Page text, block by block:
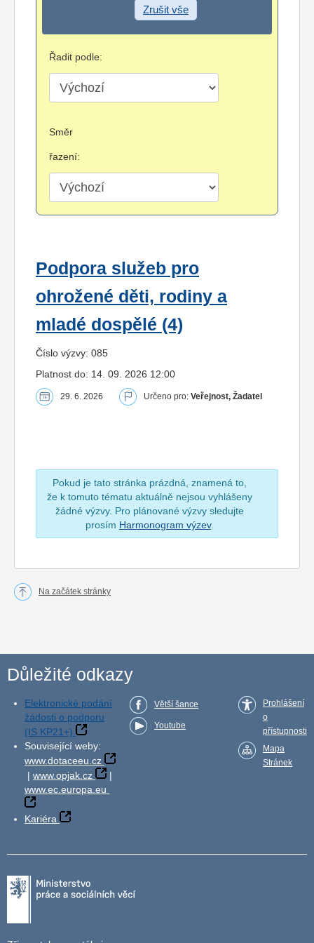
Zrušit vše
Řadit podle:
Směr
řazení:
Podpora služeb pro
ohrožené děti, rodiny a
mladé dospělé (4)
Číslo výzvy: 085
Platnost do: 14. 09. 2026 12:00
29. 6. 2026 Určeno pro: Veřejnost, Žadatel
Pokud je tato stránka prázdná, znamená to,
že k tomuto tématu aktuálně nejsou vyhlášeny
žádné výzvy. Pro plánované výzvy sledujte
prosím Harmonogram výzev.
Na začátek stránky
Důležité odkazy
Elektronické podání
žádosti o podporu
(IS KP21+)
Související weby:
www.dotaceeu.cz
| www.opjak.cz
|
www.ec.europa.eu
Kariéra
Větší šance
Youtube
Prohlášení
o
přístupnosti
Mapa
Stránek